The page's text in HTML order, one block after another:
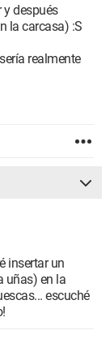
y después
la carcasa) :S
realmente
insertar un
uñas) en la
escuché